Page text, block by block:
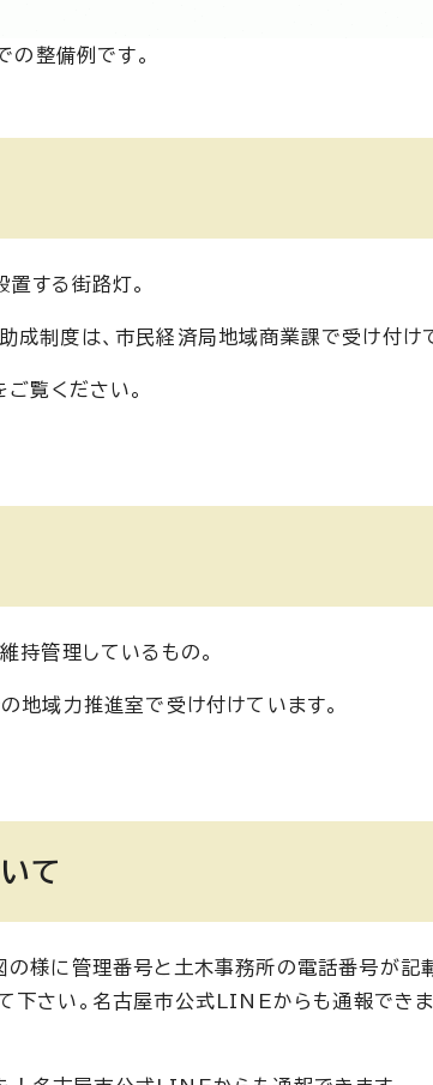
整備例です。
する街路灯。
制度は、市民経済局地域商業課で受け付け
ご覧ください。
持管理しているもの。
地域力推進室で受け付けています。
て
様に管理番号と土木事務所の電話番号が記
さい。名古屋市公式LINEからも通報できま